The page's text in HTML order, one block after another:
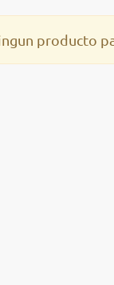
producto